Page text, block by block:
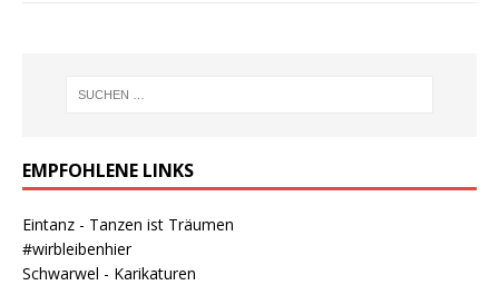
EMPFOHLENE LINKS
Eintanz - Tanzen ist Träumen
#wirbleibenhier
Schwarwel - Karikaturen